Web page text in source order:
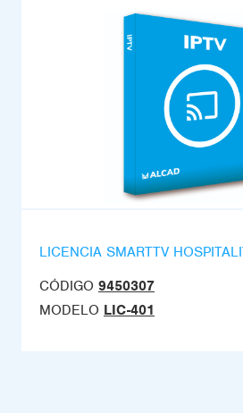
LICENCIA SMARTTV
CÓDIGO 9450307
MODELO LIC-401